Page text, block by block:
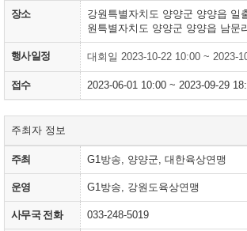
장소
강원특별자치도 양양군 양양읍 일
원특별자치도 양양군 양양읍 남문
행사일정 대회일 2023-10-22 10:00 ~ 2023-
접수 2023-06-01 10:00 ~ 2023-09-29
주최자 정보
주최 G1방송, 양양군, 대한육상연맹
운영 G1방송, 강원도육상연맹
사무국 전화 033-248-5019